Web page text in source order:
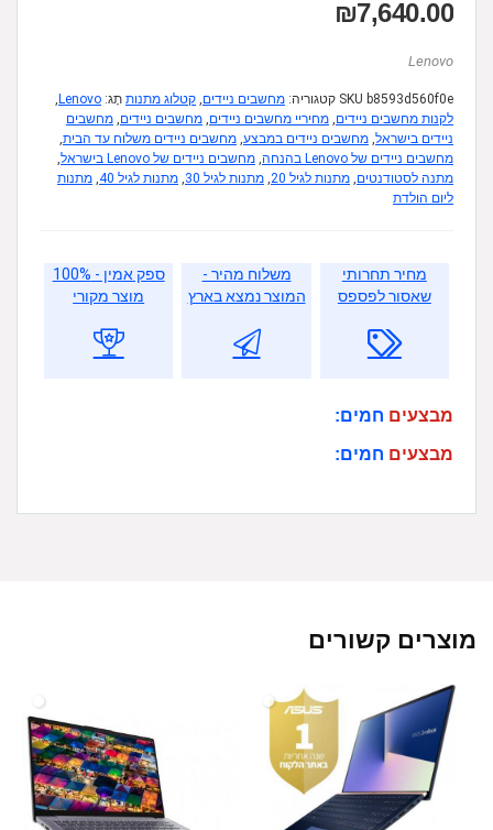
₪7,640.00
Lenovo
SKU b8593d560f0e קטגוריה: מחשבים ניידים קטלוג מתנות תָג: Lenovo
לקנות מחשבים ניידים מחיריי מחשבים ניידים מחשבים ניידים מחשבים
ניידים בישראל מחשבים ניידים במבצע מחשבים ניידים משלוח עד הבית
מחשבים ניידים של Lenovo בהנחה
מחשבים ניידים של Lenovo בישראל
מתנה לסטודנטים מתנות לגיל 20 מתנות לגיל 30 מתנות לגיל 40
מתנות
ליום הולדת
מחיר תחרותי
שאסור לפספס
משלוח מהיר -
המוצר נמצא בארץ
ספק אמין - 100%
מוצר מקורי
מבצעים חמים:
מבצעים חמים:
מוצרים קשורים